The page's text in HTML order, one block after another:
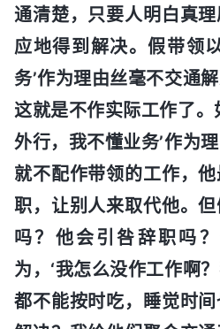
通清楚，只要人明白真
应地得到解决。假带领
务’作为理由丝毫不交通
这就是不作实际工作了。
外行，我不懂业务’作为
就不配作带领的工作，
职，让别人来取代他。
吗？他会引咎辞职吗
为，‘我怎么没作工作啊
都不能按时吃，睡觉时